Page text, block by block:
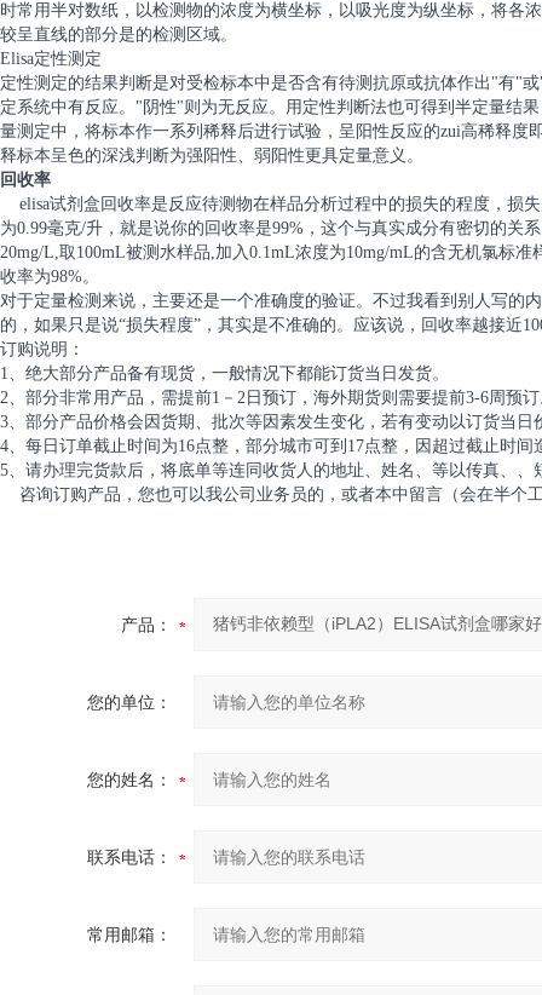
时常用半对数纸，以检测物的浓度为横坐标，以吸光度为纵坐标，将各
较呈直线的部分是的检测区域。
Elisa定性测定
定性测定的结果判断是对受检标本中是否含有待测抗原或抗体作出"有
定系统中有反应。"阴性"则为无反应。用定性判断法也可得到半定量结
量测定中，将标本作一系列稀释后进行试验，呈阳性反应的zui高稀释
释标本呈色的深浅判断为强阳性、弱阳性更具定量意义。
回收率
elisa试剂盒回收率是反应待测物在样品分析过程中的损失的程度，损
为0.99毫克/升，就是说你的回收率是99%，这个与真实成分有密切的
20mg/L,取100mL被测水样品,加入0.1mL浓度为10mg/mL的含无机氯标
收率为98%。
对于定量检测来说，主要还是一个准确度的验证。不过我看到别人写的
的，如果只是说“损失程度”，其实是不准确的。应该说，回收率越接近
订购说明：
1、绝大部分产品备有现货，一般情况下都能订货当日发货。
2、部分非常用产品，需提前1－2日预订，海外期货则需要提前3-6周预
3、部分产品价格会因货期、批次等因素发生变化，若有变动以订货当日
4、每日订单截止时间为16点整，部分城市可到17点整，因超过截止时
5、请办理完货款后，将底单等连同收货人的地址、姓名、等以传真、、
咨询订购产品，您也可以我公司业务员的，或者本中留言（会在半个
产品：
您的单位：
您的姓名：
联系电话：
常用邮箱：